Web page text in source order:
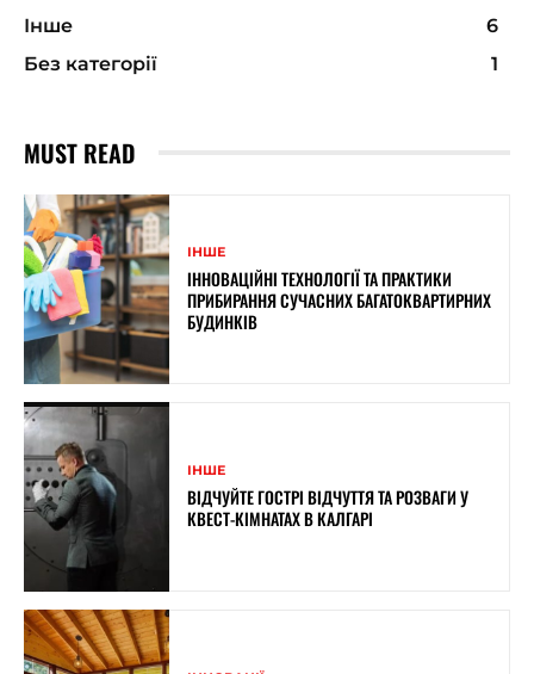
Інше
6
Без категорії
1
MUST READ
ІНШЕ
ІННОВАЦІЙНІ ТЕХНОЛОГІЇ ТА ПРАКТИКИ
ПРИБИРАННЯ СУЧАСНИХ БАГАТОКВАРТИРНИХ
БУДИНКІВ
ІНШЕ
ВІДЧУЙТЕ ГОСТРІ ВІДЧУТТЯ ТА РОЗВАГИ У
КВЕСТ-КІМНАТАХ В КАЛГАРІ